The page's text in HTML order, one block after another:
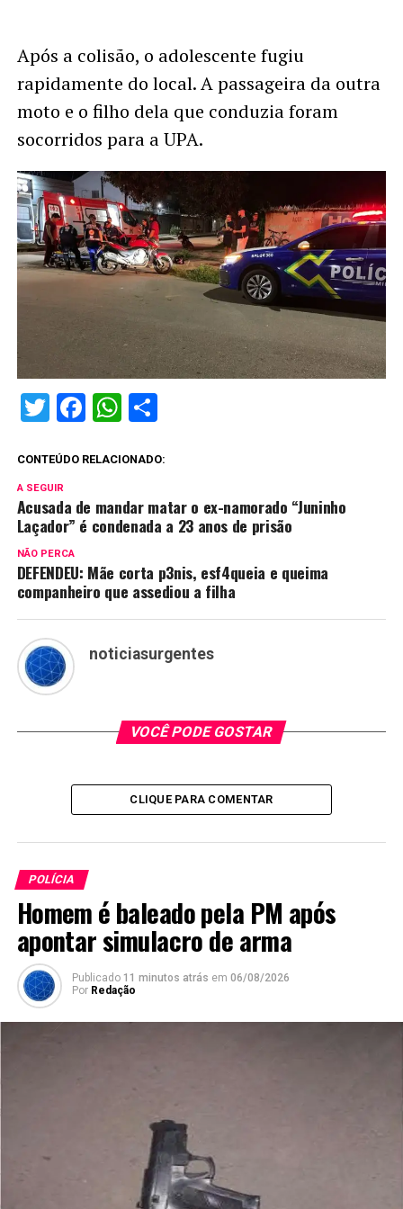
Após a colisão, o adolescente fugiu
rapidamente do local. A passageira da outra
moto e o filho dela que conduzia foram
socorridos para a UPA.
Twitter
Facebook
WhatsApp
Share
CONTEÚDO RELACIONADO:
A SEGUIR
Acusada de mandar matar o ex-namorado “Juninho
Laçador” é condenada a 23 anos de prisão
NÃO PERCA
DEFENDEU: Mãe corta p3nis, esf4queia e queima
companheiro que assediou a filha
noticiasurgentes
VOCÊ PODE GOSTAR
CLIQUE PARA COMENTAR
POLÍCIA
Homem é baleado pela PM após
apontar simulacro de arma
Publicado 11 minutos atrás em 06/08/2026
Por Redação